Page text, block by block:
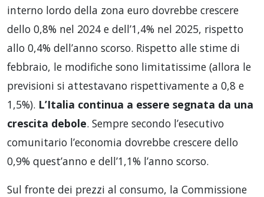
interno lordo della zona euro dovrebbe crescere
dello 0,8% nel 2024 e dell’1,4% nel 2025, rispetto
allo 0,4% dell’anno scorso. Rispetto alle stime di
febbraio, le modifiche sono limitatissime (allora le
previsioni si attestavano rispettivamente a 0,8 e
1,5%). L’Italia continua a essere segnata da una
crescita debole. Sempre secondo l’esecutivo
comunitario l’economia dovrebbe crescere dello
0,9% quest’anno e dell’1,1% l’anno scorso.
Sul fronte dei prezzi al consumo, la Commissione